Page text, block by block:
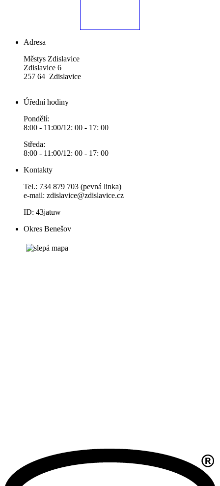
Adresa
Městys Zdislavice
Zdislavice 6
257 64 Zdislavice
Úřední hodiny
Pondělí:
8:00 - 11:00/12: 00 - 17: 00
Středa:
8:00 - 11:00/12: 00 - 17: 00
Kontakty
Tel.: 734 879 703 (pevná linka)
e-mail: zdislavice@zdislavice.cz
ID: 43jatuw
Okres Benešov